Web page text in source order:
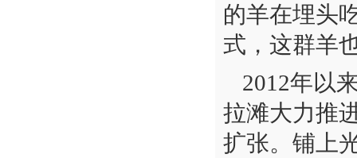
的羊在埋头
式，这群羊
2012年以
拉滩大力推
扩张。铺上